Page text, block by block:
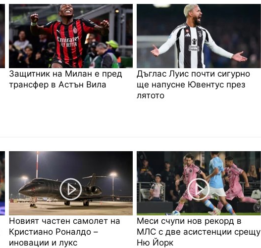
Защитник на Милан е пред
трансфер в Астън Вила
Дъглас Луис почти сигурно
ще напусне Ювентус през
лятото
Новият частен самолет на
Кристиано Роналдо –
иновации и лукс
Меси счупи нов рекорд в
МЛС с две асистенции срещу
Ню Йорк